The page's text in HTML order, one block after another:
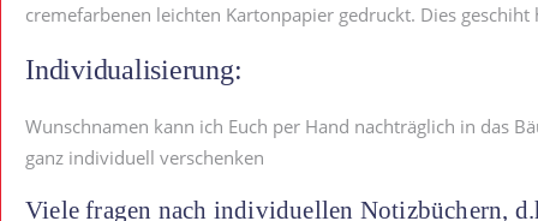
cremefarbenen leichten Kartonpapier gedruckt. Dies
Individualisierung:
Wunschnamen kann ich Euch per Hand nachträglich in das
ganz individuell verschenken
Viele fragen nach individuellen Notizbüchern,